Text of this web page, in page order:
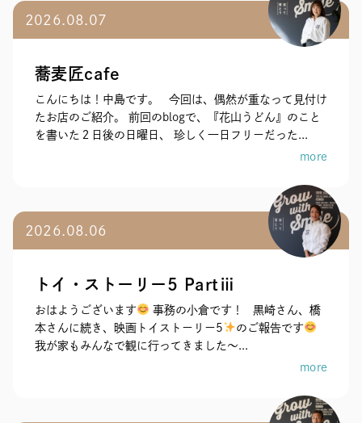
2026.08.07
蕎麦匠cafe
こんにちは！中島です。 今回は、偶然が重なって見付け
たお店のご紹介。 前回のblogで、『花山うどん』のこと
を書いた２日後の日曜日、 珍しく一日フリーだった...
more
2026.08.06
トイ・ストーリー5 Partⅲ
おはようございます
事務の小倉です！ 黒崎さん、橋
本さんに続き、映画トイストーリー5
のご報告です
我が家もみんなで観に行ってきました～...
more